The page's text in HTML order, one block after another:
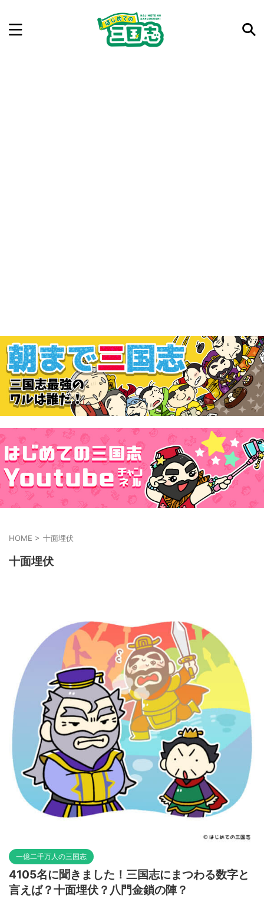
HOME > 十面埋伏
十面埋伏
一億二千万人の三国志
4105名に聞きました！三国志にまつわる数字と
言えば？十面埋伏？八門金鎖の陣？